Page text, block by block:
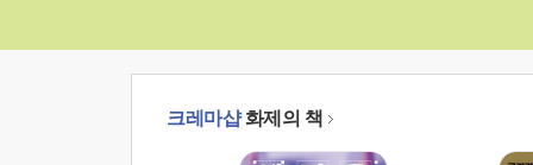
크레마샵화제의 책